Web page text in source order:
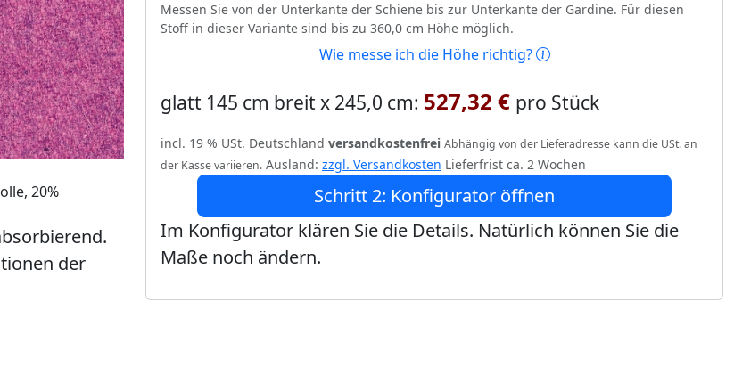
20%
der
Messen Sie von der Unterkante der Schiene bis zur Unterkante der Gardine. Für diesen
Stoff in dieser Variante sind bis zu 360,0 cm Höhe möglich.
Wie messe ich die Höhe richtig?
glatt 145 cm breit x 245,0 cm: 527,32 € pro Stück
incl. 19 % USt. Deutschland versandkostenfrei Abhängig von der Lieferadresse kann die USt. an
der Kasse variieren. Ausland: zzgl. Versandkosten Lieferfrist ca. 2 Wochen
Schritt 2: Konfigurator öffnen
Im Konfigurator klären Sie die Details. Natürlich können Sie die
Maße noch ändern.